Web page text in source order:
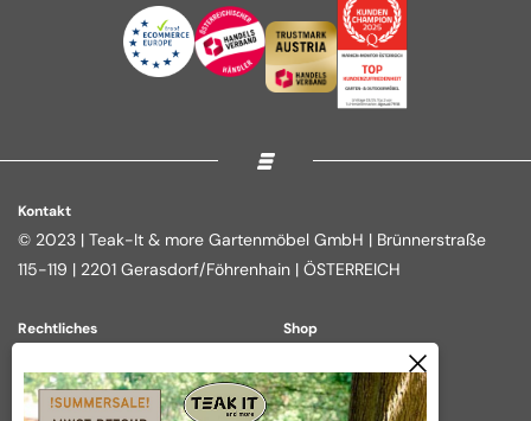
Kontakt
© 2023 | Teak-It & more Gartenmöbel GmbH | Brünnerstraße
115-119 | 2201 Gerasdorf/Föhrenhain | ÖSTERREICH
Rechtliches
Datenschutz
Shop
Essgruppen